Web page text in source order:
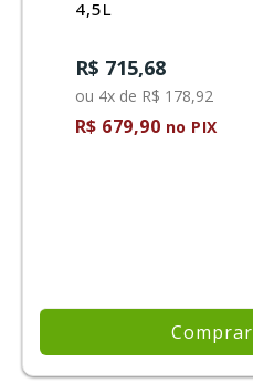
PROMOÇÃO
4,5L
R$ 715,68
ou 4x de R$ 178,92
R$ 679,90 no PIX
Comprar